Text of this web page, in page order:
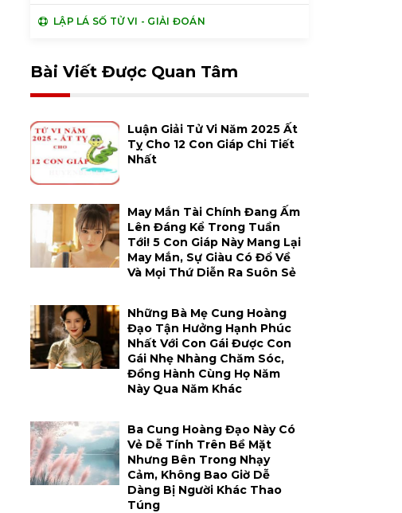
LẬP LÁ SỐ TỬ VI - GIẢI ĐOÁN
Bài Viết Được Quan Tâm
Luận Giải Tử Vi Năm 2025 Ất
Tỵ Cho 12 Con Giáp Chi Tiết
Nhất
May Mắn Tài Chính Đang Ấm
Lên Đáng Kể Trong Tuần
Tới! 5 Con Giáp Này Mang Lại
May Mắn, Sự Giàu Có Đổ Về
Và Mọi Thứ Diễn Ra Suôn Sẻ
Những Bà Mẹ Cung Hoàng
Đạo Tận Hưởng Hạnh Phúc
Nhất Với Con Gái Được Con
Gái Nhẹ Nhàng Chăm Sóc,
Đồng Hành Cùng Họ Năm
Này Qua Năm Khác
Ba Cung Hoàng Đạo Này Có
Vẻ Dễ Tính Trên Bề Mặt
Nhưng Bên Trong Nhạy
Cảm, Không Bao Giờ Dễ
Dàng Bị Người Khác Thao
Túng